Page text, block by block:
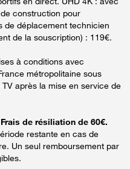
construction pour
de déplacement technicien
de la souscription) : 119€.
à conditions avec
métropolitaine sous
après la mise en service de
de résiliation de 60€.
restante en cas de
Un seul remboursement par